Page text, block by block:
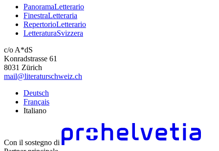
PanoramaLetterario
FinestraLetteraria
RepertorioLetterario
LetteraturaSvizzera
c/o A*dS
Konradstrasse 61
8031 Zürich
mail@literaturschweiz.ch
Deutsch
Français
Italiano
Con il sostegno di